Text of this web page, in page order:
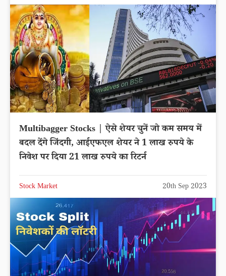
Multibagger Stocks | ऐसे शेयर चुनें जो कम समय में
बदल देंगे जिंदगी, आईएफएल शेयर ने 1 लाख रुपये के
निवेश पर दिया 21 लाख रुपये का रिटर्न
Stock Market 20th Sep 2023